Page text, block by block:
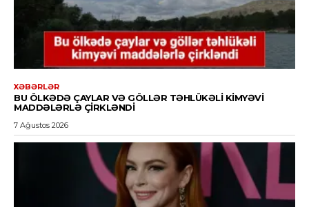
XƏBƏRLƏR
BU ÖLKƏDƏ ÇAYLAR VƏ GÖLLƏR TƏHLÜKƏLI KIMYƏVI
MADDƏLƏRLƏ ÇIRKLƏNDI
7 Ağustos 2026